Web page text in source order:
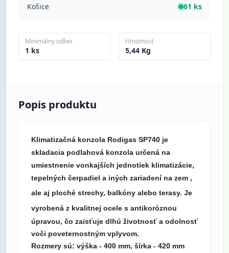
Košice
61 ks
Minimálny odber
1 ks
Hmotnosť
5,44 Kg
Popis produktu
Klimatizačná konzola Rodigas SP740 je
skladacia podlahová konzola určená na
umiestnenie vonkajších jednotiek klimatizácie,
tepelných čerpadiel a iných zariadení na zem ,
ale aj ploché strechy, balkóny alebo terasy. Je
vyrobená z kvalitnej ocele s antikoróznou
úpravou, čo zaisťuje dlhú životnosť a odolnosť
voči poveternostným vplyvom.
Rozmery sú: výška - 400 mm, šírka - 420 mm